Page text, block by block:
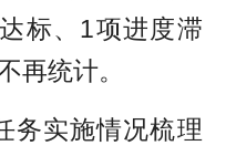
标、1项进度滞
再统计。
务实施情况梳理